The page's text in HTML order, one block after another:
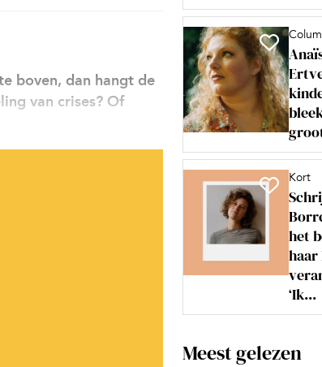
boven, dan hangt de
van crises? Of
Kort
het
haar
‘Ik...
Meest gelezen